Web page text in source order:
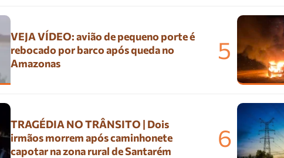
VEJA VÍDEO: avião de pequeno porte é
rebocado por barco após queda no
Amazonas
TRAGÉDIA NO TRÂNSITO | Dois
irmãos morrem após caminhonete
capotar na zona rural de Santarém
5
6